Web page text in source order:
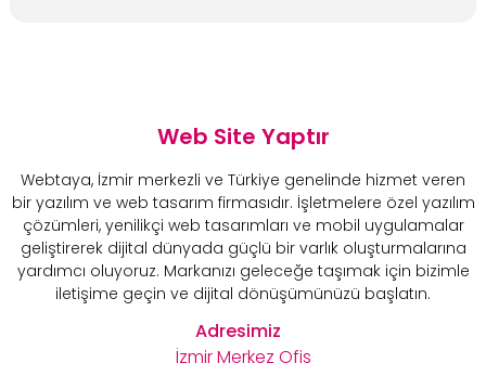
Web Site Yaptır
Webtaya, İzmir merkezli ve Türkiye genelinde hizmet veren
bir yazılım ve web tasarım firmasıdır. İşletmelere özel yazılım
çözümleri, yenilikçi web tasarımları ve mobil uygulamalar
geliştirerek dijital dünyada güçlü bir varlık oluşturmalarına
yardımcı oluyoruz. Markanızı geleceğe taşımak için bizimle
iletişime geçin ve dijital dönüşümünüzü başlatın.
Adresimiz
İzmir Merkez Ofis